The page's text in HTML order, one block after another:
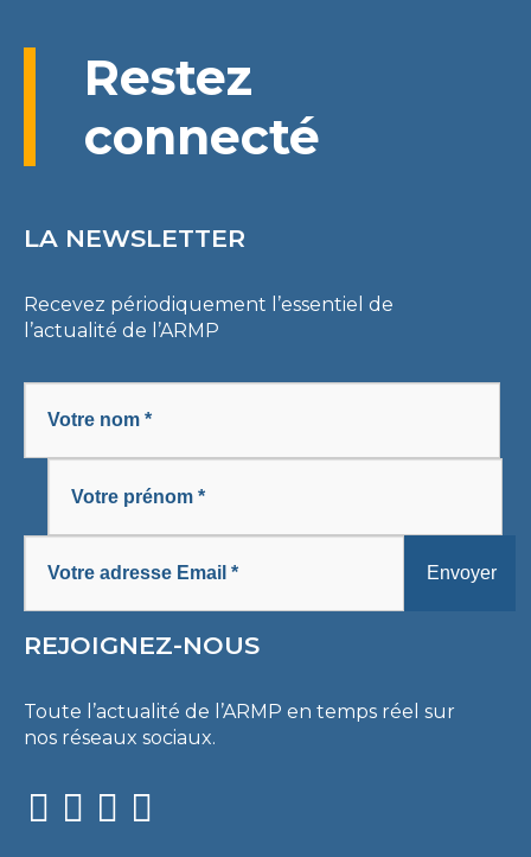
Restez
connecté
LA NEWSLETTER
Recevez périodiquement l’essentiel de
l’actualité de l’ARMP
REJOIGNEZ-NOUS
Toute l’actualité de l’ARMP en temps réel sur
nos réseaux sociaux.